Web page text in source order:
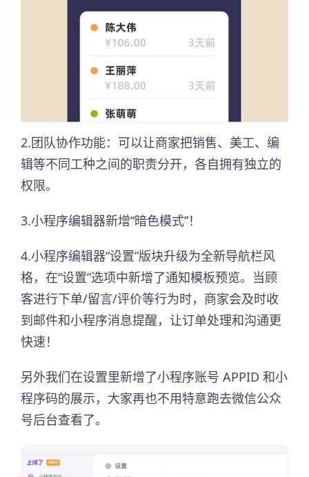
2.团队协作功能：可以让商家把销售、美工、编
辑等不同工种之间的职责分开，各自拥有独立的
权限。
3.小程序编辑器新增“暗色模式”！
4.小程序编辑器“设置”版块升级为全新导航栏风
格，在“设置”选项中新增了通知模板预览。当顾
客进行下单/留言/评价等行为时，商家会及时收
到邮件和小程序消息提醒，让订单处理和沟通更
快速！
另外我们在设置里新增了小程序账号 APPID 和小
程序码的展示，大家再也不用特意跑去微信公众
号后台查看了。